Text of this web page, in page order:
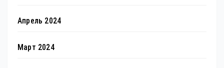
Апрель 2024
Март 2024